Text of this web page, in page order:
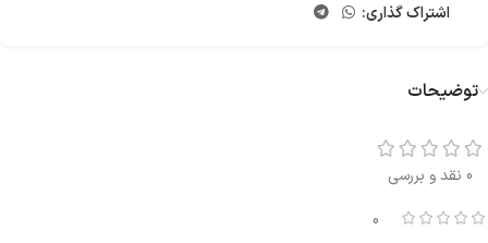
اشتراک گذاری:
توضیحات
0 نقد و بررسی
0